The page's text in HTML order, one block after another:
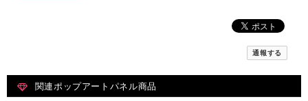
通報する
関連ポップアートパネル商品